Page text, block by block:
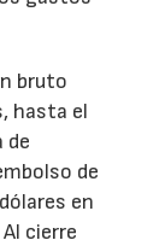
bruto
hasta el
de
de
en
cierre